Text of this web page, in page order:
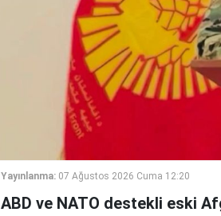
Yayınlanma: 07 Ağustos 2026 Cuma 12:20
ABD ve NATO destekli eski